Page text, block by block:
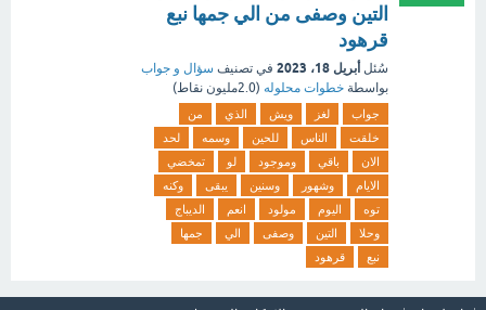
التين وصفى من الي جمها نبع
قرهود
سُئل أبريل 18، 2023 في تصنيف سؤال و جواب
بواسطة خطوات محلوله (2.0مليون نقاط)
جواب لغز ويش الذي
من
خلقت
الناس للحين وسمه
لحد
الان
باقي وموجود لو
تمخضي
الايام
وشهور وسنين يبقى
وكنه
توه
اليوم مولود انعم
الديباج
وحلا
التين وصفى الي
جمها
نبع
قرهود